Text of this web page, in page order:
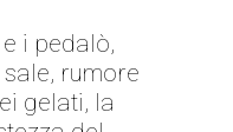
i pedalò,
rumore
gelati, la